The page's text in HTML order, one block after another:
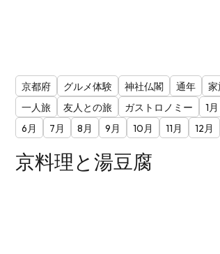
京都府 グルメ体験 神社仏閣 通年 家
一人旅
友人との旅 ガストロノミー 1月
6月
7月 8月 9月 10月 11月 12月
京料理と湯豆腐